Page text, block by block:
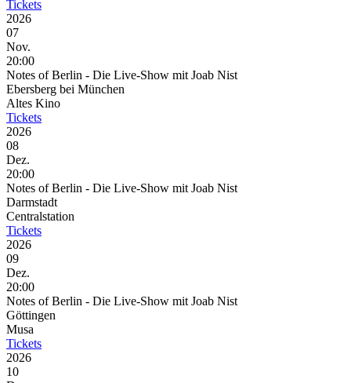
Tickets
2026
07
Nov.
20:00
Notes of Berlin - Die Live-Show mit Joab Nist
Ebersberg bei München
Altes Kino
Tickets
2026
08
Dez.
20:00
Notes of Berlin - Die Live-Show mit Joab Nist
Darmstadt
Centralstation
Tickets
2026
09
Dez.
20:00
Notes of Berlin - Die Live-Show mit Joab Nist
Göttingen
Musa
Tickets
2026
10